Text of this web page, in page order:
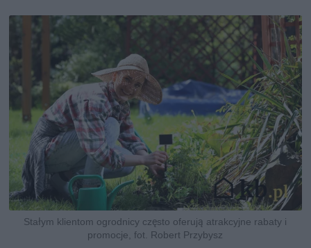
Stałym klientom ogrodnicy często oferują atrakcyjne rabaty i
promocje, fot. Robert Przybysz